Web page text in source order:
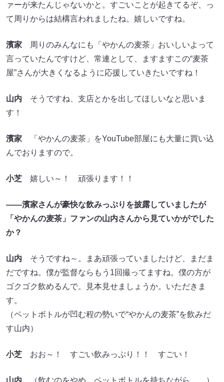
ァーが来たんじゃないかと。すごいことが起きてるぞ、っ
て周りからは結構言われましたね。嬉しいですね。
濱家 周りのみんなにも「やかんの麦茶」おいしいよって
言っていたんですけど、常連として、ますますこの“麦茶
屋”さんが大きくなるように応援していきたいですね！
山内 そうですね、支店とかを出してほしいなと思いま
す！
濱家 「やかんの麦茶」をYouTube部屋にも大量に買い込
んでおりますので。
小芝 嬉しい～！ 頑張ります！！
――濱家さんが豪快な飲みっぷりを披露していましたが
「やかんの麦茶」ファンの山内さんから見ていかがでした
か？
山内 そうですね～。まあ頑張っていましたけど、まだま
だですね。僕が監督ならもう1回撮ってますね。僕の方が
ゴクゴク飲めるんで。見本見せましょうか。いただきま
す。
（ペットボトルが凹む程の勢いで“やかんの麦茶”を飲みだ
す山内）
小芝 おお～！ すごい飲みっぷり！！ すごい！